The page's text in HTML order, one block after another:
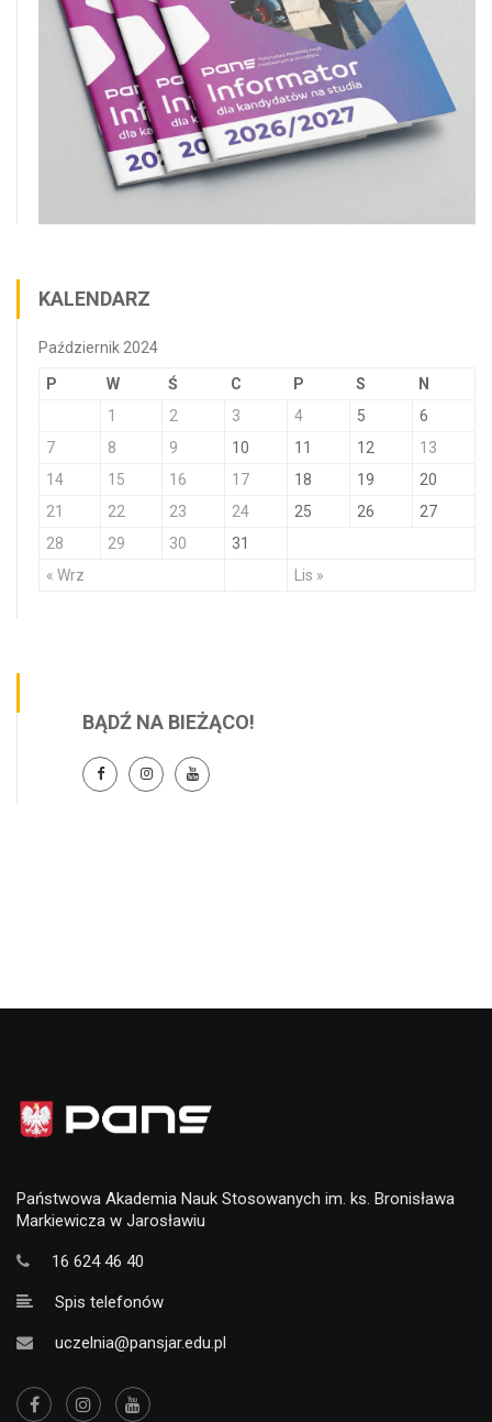
KALENDARZ
Październik 2024
P W Ś C P S N
« Wrz Lis »
1 2 3 4 5
6
7
8 9 10 11 12
13
14
15 16 17 18 19
20
21
22 23 24 25 26
27
28
29 30 31
BĄDŹ NA BIEŻĄCO!
Państwowa Akademia Nauk Stosowanych im. ks. Bronisława
Markiewicza w Jarosławiu
16 624 46 40
Spis telefonów
uczelnia@pansjar.edu.pl